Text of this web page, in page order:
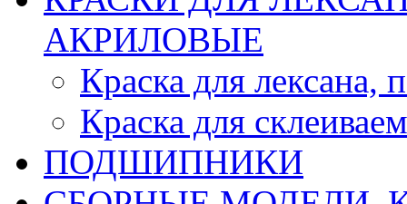
АКРИЛОВЫЕ
Краска для лексана,
Краска для
ПОДШИПНИКИ